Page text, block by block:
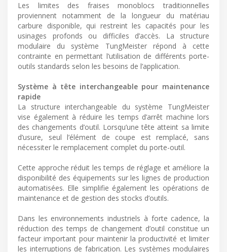
Les limites des fraises monoblocs traditionnelles
proviennent notamment de la longueur du matériau
carbure disponible, qui restreint les capacités pour les
usinages profonds ou difficiles d’accès. La structure
modulaire du système TungMeister répond à cette
contrainte en permettant l’utilisation de différents porte-
outils standards selon les besoins de l’application.
Système à tête interchangeable pour maintenance
rapide
La structure interchangeable du système TungMeister
vise également à réduire les temps d’arrêt machine lors
des changements d’outil. Lorsqu’une tête atteint sa limite
d’usure, seul l’élément de coupe est remplacé, sans
nécessiter le remplacement complet du porte-outil.
Cette approche réduit les temps de réglage et améliore la
disponibilité des équipements sur les lignes de production
automatisées. Elle simplifie également les opérations de
maintenance et de gestion des stocks d’outils.
Dans les environnements industriels à forte cadence, la
réduction des temps de changement d’outil constitue un
facteur important pour maintenir la productivité et limiter
les interruptions de fabrication. Les systèmes modulaires